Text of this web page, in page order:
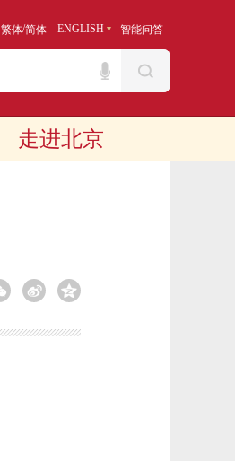
繁体/简体 ENGLISH 智能问答
走进北京